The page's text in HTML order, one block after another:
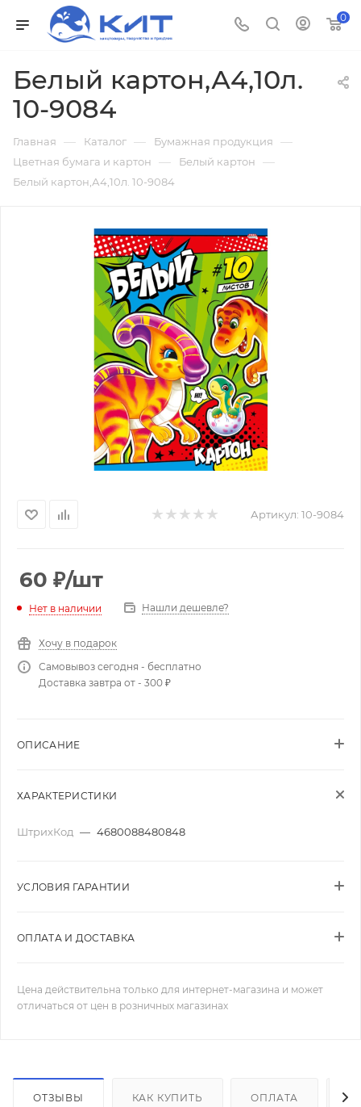
0
Белый картон,А4,10л.
10-9084
Главная — Каталог — Бумажная продукция —
Цветная бумага и картон — Белый картон —
Белый картон,А4,10л. 10-9084
Артикул: 10-9084
60 ₽/шт
Нет в наличии Нашли дешевле?
Хочу в подарок
Самовывоз сегодня - бесплатно
Доставка завтра от - 300 ₽
ОПИСАНИЕ
ХАРАКТЕРИСТИКИ
ШтрихКод — 4680088480848
УСЛОВИЯ ГАРАНТИИ
ОПЛАТА И ДОСТАВКА
Цена действительна только для интернет-магазина и может
отличаться от цен в розничных магазинах
ОТЗЫВЫ КАК КУПИТЬ ОПЛАТА